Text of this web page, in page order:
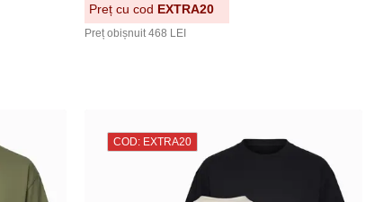
Preț obișnuit 468 LEI
Preț cu cod EXTRA20
COD: EXTRA20